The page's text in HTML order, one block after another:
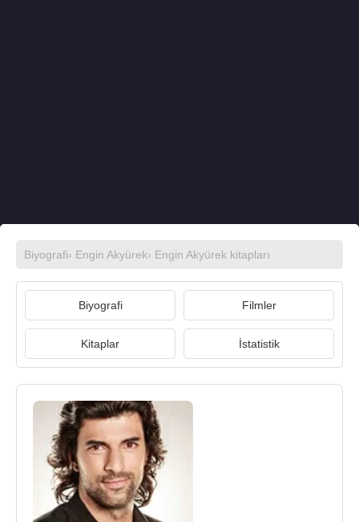
Biyografi› Engin Akyürek› Engin Akyürek kitapları
Biyografi Filmler
Kitaplar İstatistik